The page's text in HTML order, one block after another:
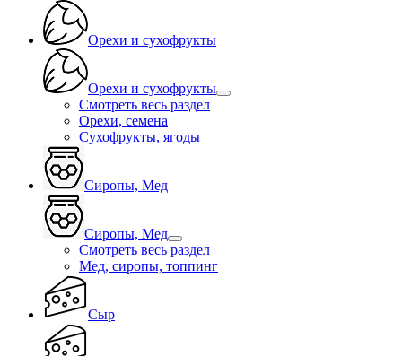
Орехи и сухофрукты
Орехи и сухофрукты
Смотреть весь раздел
Орехи, семена
Сухофрукты, ягоды
Сиропы, Мед
Сиропы, Мед
Смотреть весь раздел
Мед, сиропы, топпинг
Сыр